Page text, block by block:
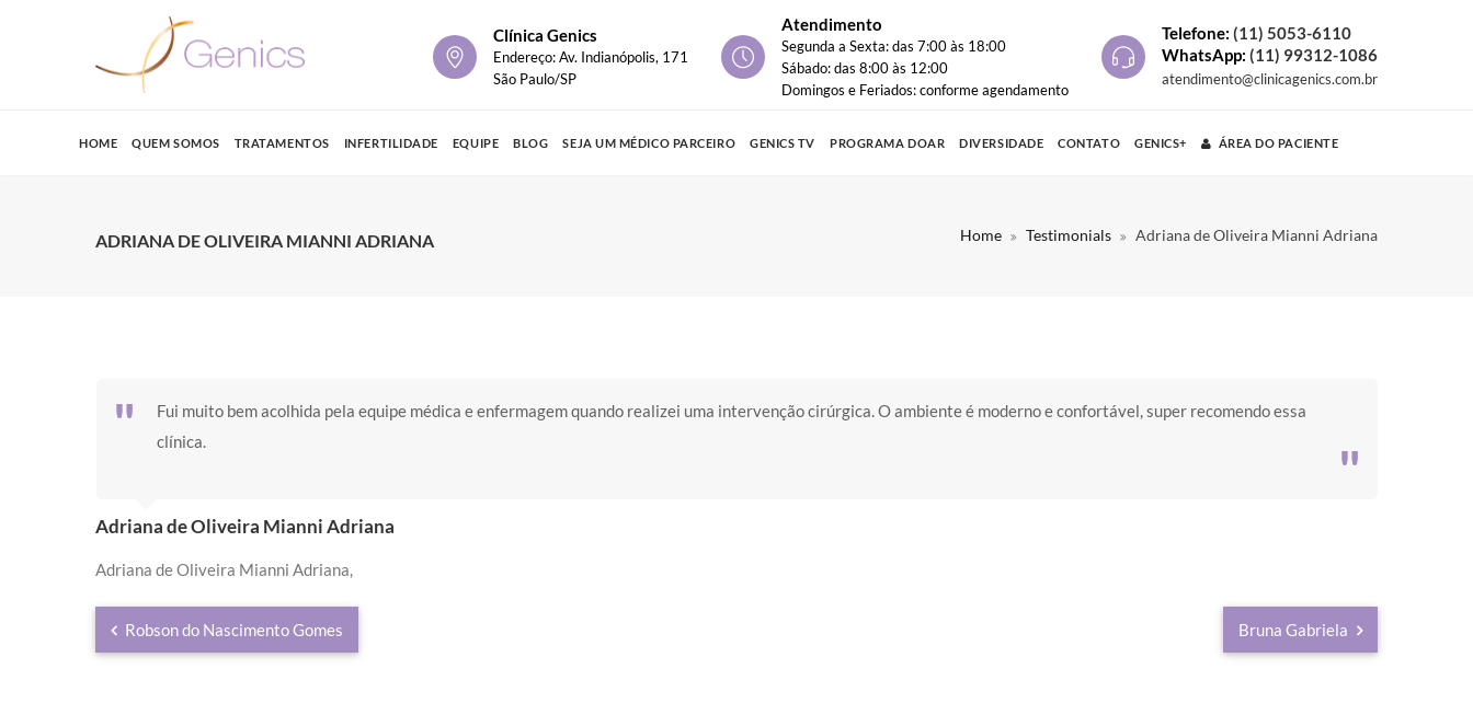
Clínica Genics
Endereço: Av. Indianópolis, 171
São Paulo/SP
Atendimento
Segunda a Sexta: das 7:00 às 18:00
Sábado: das 8:00 às 12:00
Domingos e Feriados: conforme agendamento
Telefone: (11) 5053-6110
WhatsApp: (11) 99312-1086
atendimento@clinicagenics.com.br
HOME QUEM SOMOS TRATAMENTOS INFERTILIDADE EQUIPE BLOG SEJA UM MÉDICO PARCEIRO GENICS TV PROGRAMA DOAR DIVERSIDADE CONTATO GENICS+ ÁREA DO PACIENTE
ADRIANA DE OLIVEIRA MIANNI ADRIANA Home Testimonials Adriana de Oliveira Mianni Adriana
Fui muito bem acolhida pela equipe médica e enfermagem quando realizei uma intervenção cirúrgica. O ambiente é moderno e confortável, super recomendo essa
clínica.
Adriana de Oliveira Mianni Adriana
Adriana de Oliveira Mianni Adriana
Robson do Nascimento Gomes Bruna Gabriela